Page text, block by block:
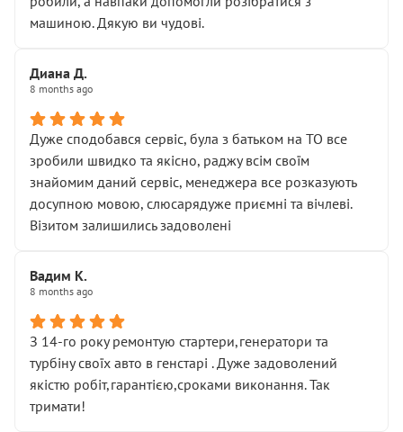
машиною. Дякую ви чудові.
Диана Д.
8 months ago
Дуже сподобався сервіс, була з батьком на ТО все
зробили швидко та якісно, раджу всім своїм
знайомим даний сервіс, менеджера все розказують
досупною мовою, слюсарядуже приємні та вічлеві.
Візитом залишились задоволені
Вадим К.
8 months ago
З 14-го року ремонтую стартери,генератори та
турбіну своїх авто в генстарі . Дуже задоволений
якістю робіт,гарантією,сроками виконання. Так
тримати!